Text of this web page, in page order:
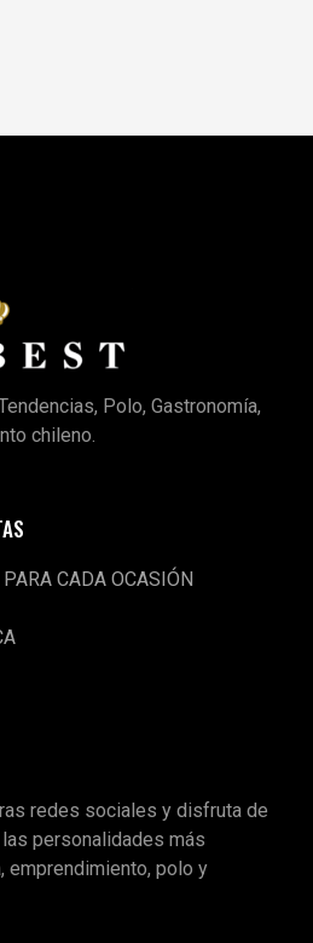
Polo, Gastronomía,
chileno.
CADA OCASIÓN
redes sociales y disfruta de
personalidades más
emprendimiento, polo y